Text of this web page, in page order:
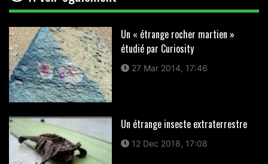
Un « étrange rocher martien »
étudié par Curiosity
27 Mar 2014, 17:46
Un étrange insecte extraterrestre
12 Dec 2018, 17:08